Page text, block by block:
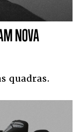
NOVA
quadras.